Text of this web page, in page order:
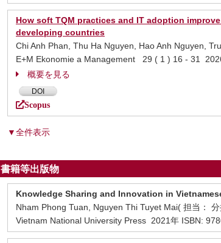
How soft TQM practices and IT adoption
developing countries
Chi Anh Phan, Thu Ha Nguyen, Hao Anh Nguyen,
E+M Ekonomie a Management 29 ( 1 ) 16 - 31
概要を見る
DOI
Scopus
▼全件表示
書籍等出版物
Knowledge Sharing and Innovation in
Nham Phong Tuan, Nguyen Thi Tuyet Mai( 担当：
Vietnam National University Press 2021年 ISBN: